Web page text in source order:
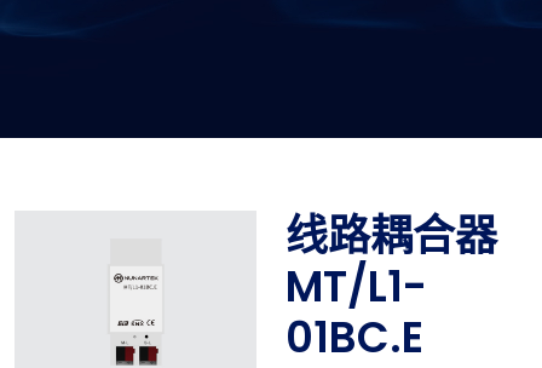
线路耦合器
MT/L1-
01BC.E